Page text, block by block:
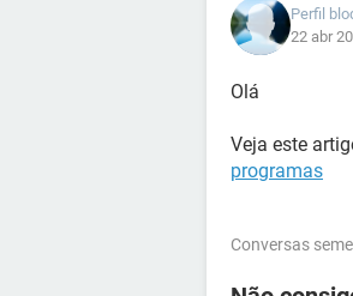
Perfil
22 abr
Olá
Veja este
programas
Conversas